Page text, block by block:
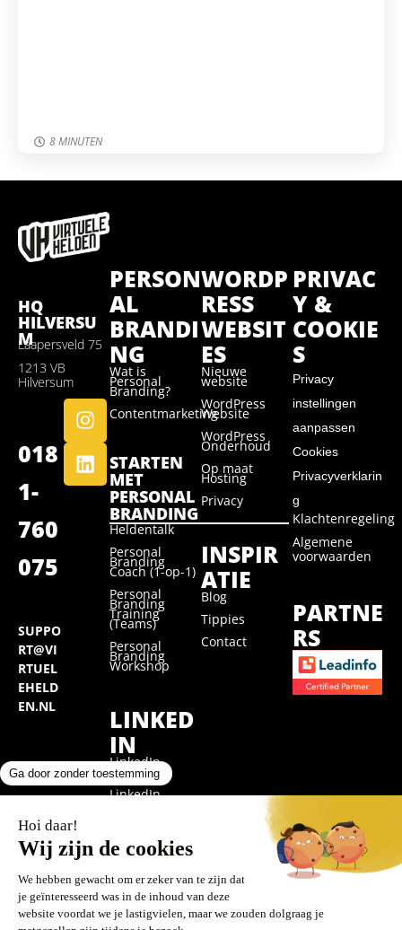
8 MINUTEN
HQ
HILVERSU
M
Laapersveld 75
1213 VB
Hilversum
018
1-
760
075
SUPPO
RT@VI
RTUEL
EHELD
EN.NL
PERSON
AL
BRANDI
NG
Wat is
Personal
Branding?
Contentmarketing
STARTEN
MET
PERSONAL
BRANDING
Heldentalk
Personal
Branding
Coach (1-op-1)
Personal
Branding
Training
(Teams)
Personal
Branding
Workshop
LINKED
IN
LinkedIn
Training
LinkedIn
WORDP
RESS
WEBSIT
ES
Nieuwe
website
WordPress
Website
WordPress
Onderhoud
Op maat
Hosting
Privacy
INSPIR
ATIE
Blog
Tippies
Contact
PRIVAC
Y &
COOKIE
S
Privacy
instellingen
aanpassen
Cookies
Privacyverklarin
g
Klachtenregeling
Algemene
voorwaarden
PARTNE
RS